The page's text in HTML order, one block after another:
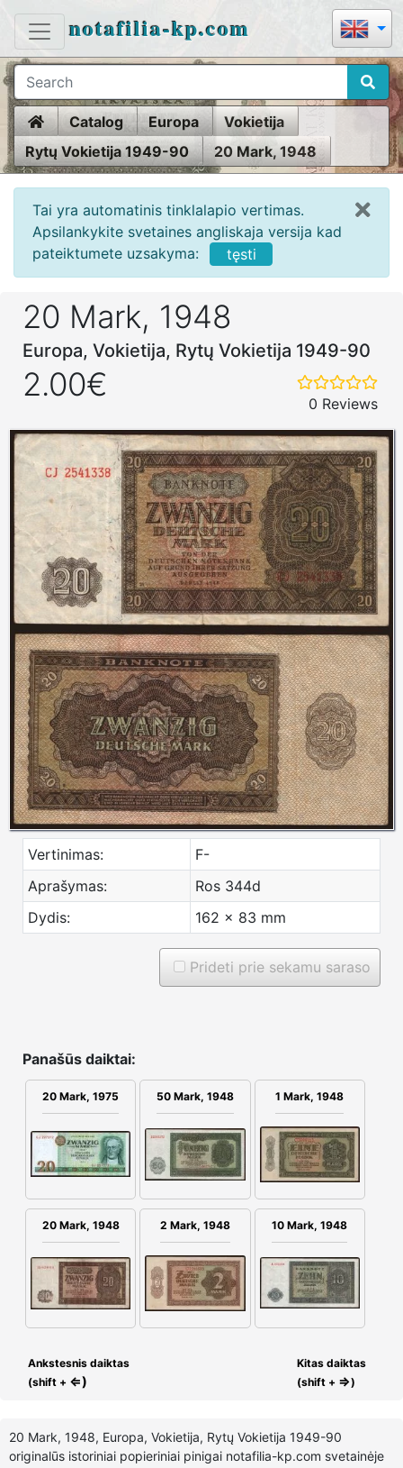
notafilia-kp.com
HomeCatalog Europa
Vokietija
Rytų Vokietija 1949-90
20 Mark, 1948
Tai yra automatinis tinklalapio vertimas.
Apsilankykite svetaines angliskaja versija kad
pateiktumete uzsakyma:
tęsti
20 Mark, 1948
Europa, Vokietija, Rytų Vokietija 1949-90
2.00€
0 Reviews
Vertinimas:
F-
Aprašymas:
Ros 344d
Dydis:
162 x 83 mm
Prideti prie sekamu saraso
Panašūs daiktai:
20 Mark, 1975 50 Mark, 1948 1 Mark, 1948
20 Mark, 1948 2 Mark, 1948 10 Mark, 1948
Ankstesnis daiktas
(shift + ⇐)
Kitas daiktas
(shift + ⇒)
20 Mark, 1948, Europa, Vokietija, Rytų Vokietija 1949-90
originalūs istoriniai popieriniai pinigai notafilia-kp.com svetainėje